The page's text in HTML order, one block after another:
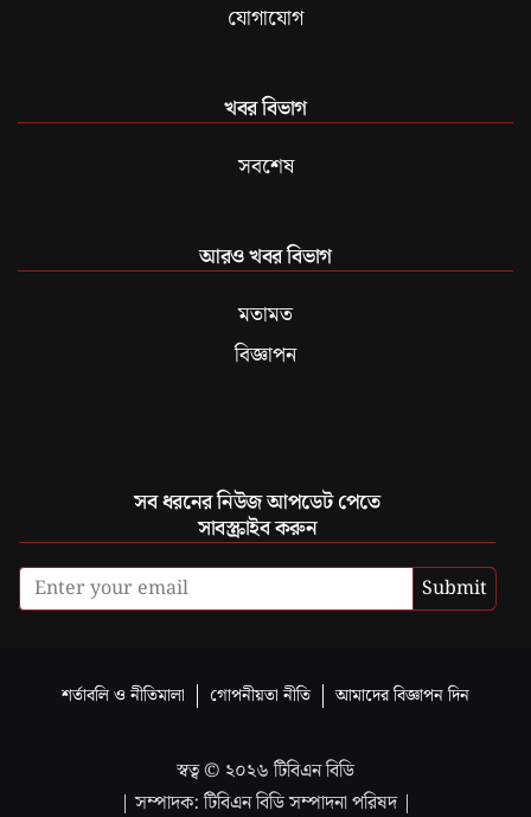
যোগাযোগ
খবর বিভাগ
সবশেষ
আরও খবর বিভাগ
মতামত
বিজ্ঞাপন
সব ধরনের নিউজ আপডেট পেতে
সাবস্ক্রাইব করুন
Submit
শর্তাবলি ও নীতিমালা গোপনীয়তা নীতি আমাদের বিজ্ঞাপন দিন
স্বত্ব © ২০২৬ টিবিএন বিডি
| সম্পাদক: টিবিএন বিডি সম্পাদনা পরিষদ |